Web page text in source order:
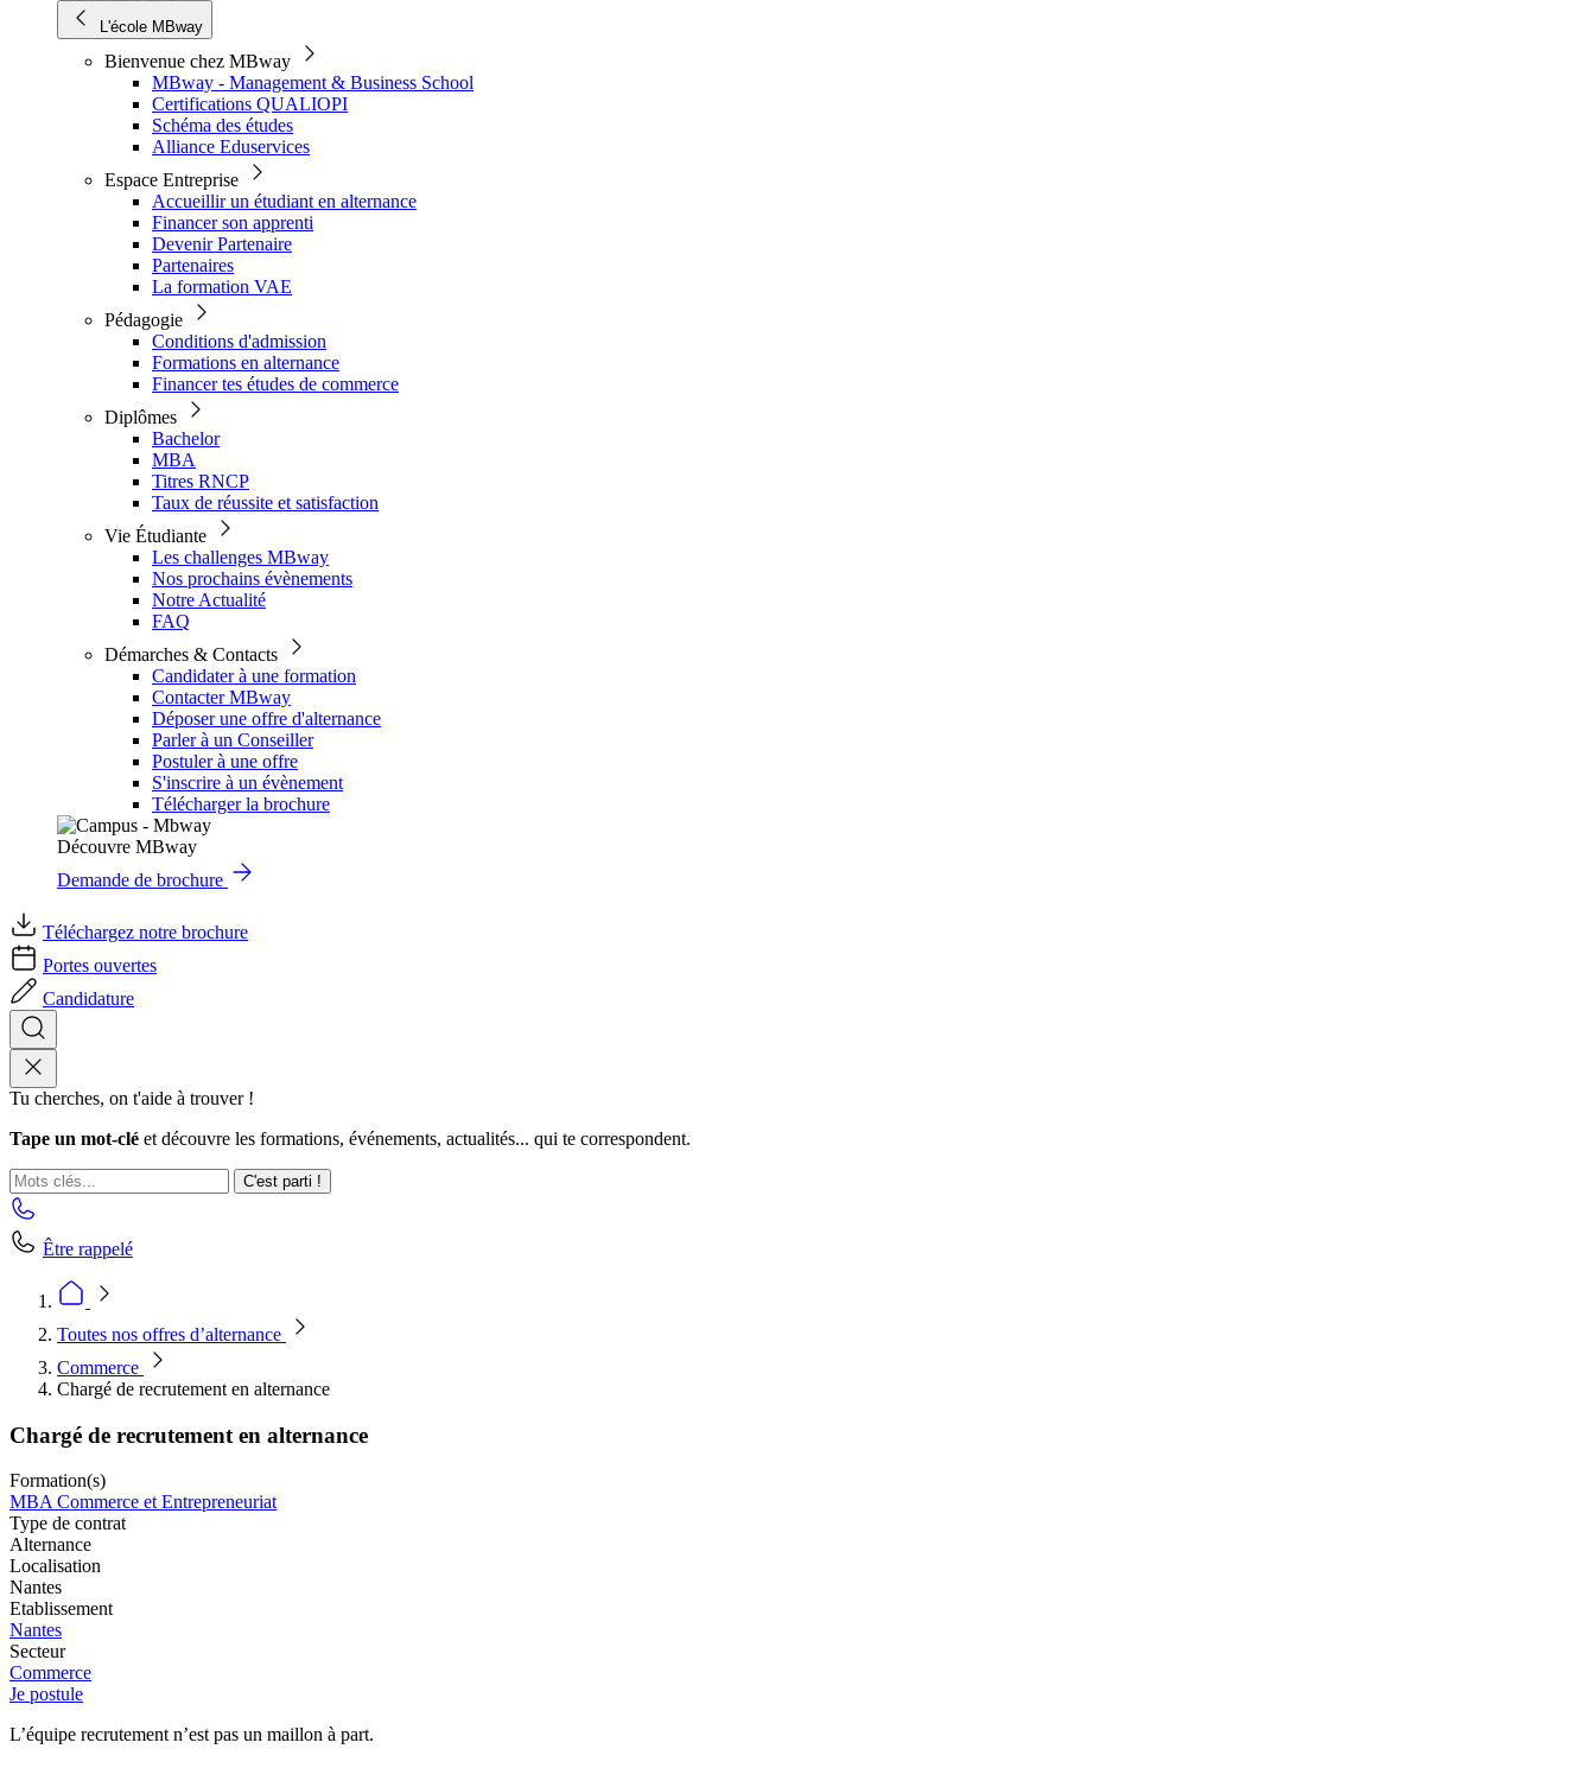
L'école MBway
Bienvenue chez MBway
MBway - Management & Business School
Certifications QUALIOPI
Schéma des études
Alliance Eduservices
Espace Entreprise
Accueillir un étudiant en alternance
Financer son apprenti
Devenir Partenaire
Partenaires
La formation VAE
Pédagogie
Conditions d'admission
Formations en alternance
Financer tes études de commerce
Diplômes
Bachelor
MBA
Titres RNCP
Taux de réussite et satisfaction
Vie Étudiante
Les challenges MBway
Nos prochains évènements
Notre Actualité
FAQ
Démarches & Contacts
Candidater à une formation
Contacter MBway
Déposer une offre d'alternance
Parler à un Conseiller
Postuler à une offre
S'inscrire à un évènement
Télécharger la brochure
Découvre MBway
Demande de brochure
Téléchargez notre brochure
Portes ouvertes
Candidature
Tu cherches, on t'aide à trouver !
Tape un mot-clé et découvre les formations, événements, actualités... qui te correspondent.
C'est parti !
Être rappelé
Toutes nos offres d’alternance
Commerce
Chargé de recrutement en alternance
Chargé de recrutement en alternance
Formation(s)
MBA Commerce et Entrepreneuriat
Type de contrat
Alternance
Localisation
Nantes
Etablissement
Nantes
Secteur
Commerce
Je postule
L’équipe recrutement n’est pas un maillon à part.